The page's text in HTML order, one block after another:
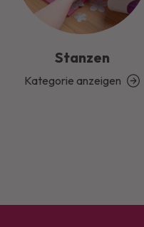
Stanzen
Kategorie anzeigen